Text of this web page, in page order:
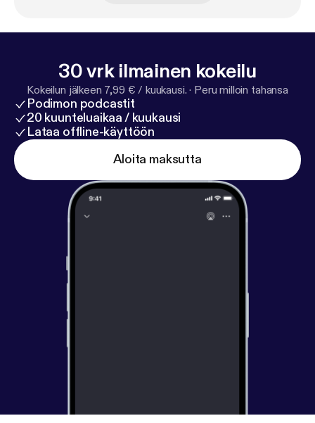
30 vrk ilmainen kokeilu
Kokeilun jälkeen 7,99 € / kuukausi. · Peru milloin tahansa
Podimon podcastit
20 kuunteluaikaa / kuukausi
Lataa offline-käyttöön
Aloita maksutta